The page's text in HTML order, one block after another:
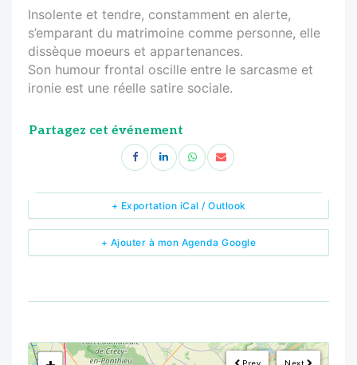
Insolente et tendre, constamment en alerte,
s’emparant du matrimoine comme personne, elle
dissèque moeurs et appartenances.
Son humour frontal oscille entre le sarcasme et
ironie est une réelle satire sociale.
Partagez cet événement
+ Ajouter à mon Agenda Google
+ Exportation iCal / Outlook
Next
Prev
<!---->